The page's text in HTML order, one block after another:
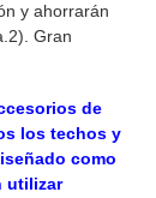
y ahorrarán
2). Gran
de
los techos y
como
utilizar